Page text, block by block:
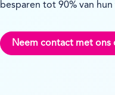
besparen tot 90% van
Neem contact met ons